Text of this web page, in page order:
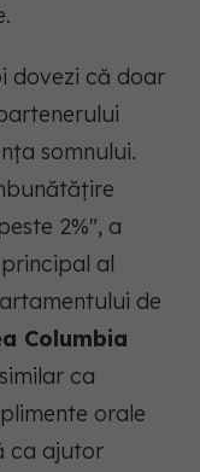
dovezi că doar
somnului.
2%", a
al
de
Columbia
ca
orale
ca ajutor